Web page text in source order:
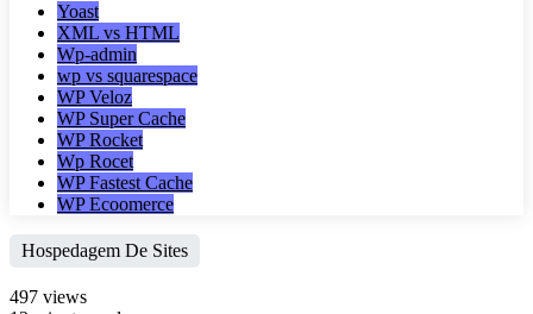
Yoast
XML vs HTML
Wp-admin
wp vs squarespace
WP Veloz
WP Super Cache
WP Rocket
Wp Rocet
WP Fastest Cache
WP Ecoomerce
Hospedagem De Sites
497 views